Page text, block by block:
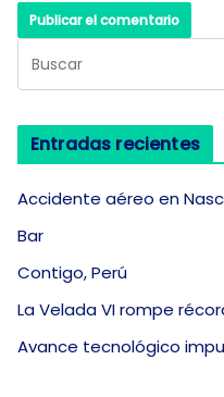
Entradas recientes
Accidente aéreo en
Bar
Contigo, Perú
La Velada VI rompe
Avance tecnológico